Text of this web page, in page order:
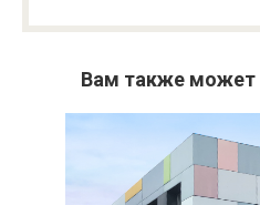
Вам также может